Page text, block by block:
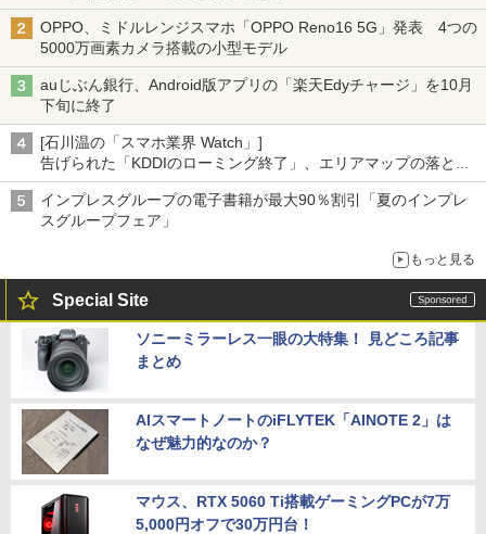
OPPO、ミドルレンジスマホ「OPPO Reno16 5G」発表 4つの
5000万画素カメラ搭載の小型モデル
auじぶん銀行、Android版アプリの「楽天Edyチャージ」を10月
下旬に終了
[石川温の「スマホ業界 Watch」]
告げられた「KDDIのローミング終了」、エリアマップの落とし
穴と楽天モバイルの課題
インプレスグループの電子書籍が最大90％割引「夏のインプレ
スグループフェア」
もっと見る
Special Site
ソニーミラーレス一眼の大特集！ 見どころ記事
まとめ
AIスマートノートのiFLYTEK「AINOTE 2」は
なぜ魅力的なのか？
マウス、RTX 5060 Ti搭載ゲーミングPCが7万
5,000円オフで30万円台！